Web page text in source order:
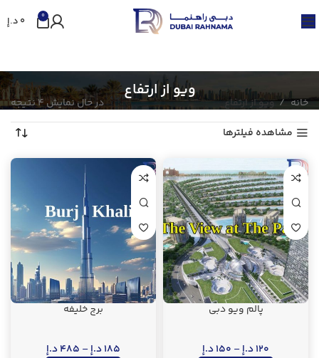
0
0 د.إ
ویو از ارتفاع
خانه ویو از ارتفاع
در حال نمایش 4 نتیجه
مشاهده فیلترها
پالم ویو دبی
120د.إ–
150د.إ
برج خلیفه
185د.إ–
485د.إ